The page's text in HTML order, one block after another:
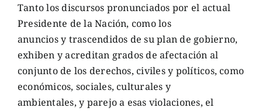
Tanto los discursos pronunciados por el actual
Presidente de la Nación, como los
anuncios y trascendidos de su plan de gobierno,
exhiben y acreditan grados de afectación al
conjunto de los derechos, civiles y políticos, como
económicos, sociales, culturales y
ambientales, y parejo a esas violaciones, el